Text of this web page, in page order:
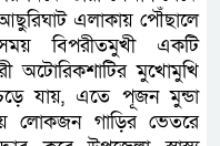
আছুরিঘাট এলাকায় পৌঁছালে
বিপরীতমুখী একটি
অটোরিকশাটির মুখোমুখি
যায়, এতে পূজন মুন্ডা
লোকজন গাড়ির ভেতরে